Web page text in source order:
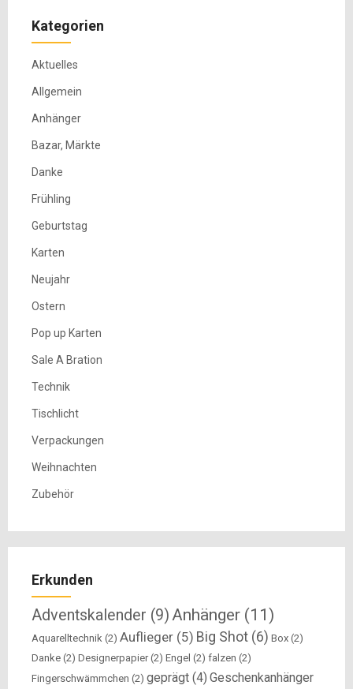
Kategorien
Aktuelles
Allgemein
Anhänger
Bazar, Märkte
Danke
Frühling
Geburtstag
Karten
Neujahr
Ostern
Pop up Karten
Sale A Bration
Technik
Tischlicht
Verpackungen
Weihnachten
Zubehör
Erkunden
Adventskalender (9)Anhänger (11)
Aquarelltechnik (2) Auflieger (5) Big Shot (6) Box (2)
Danke (2) Designerpapier(2) Engel (2) falzen (2)
Fingerschwämmchen (2) geprägt (4) Geschenkanhänger